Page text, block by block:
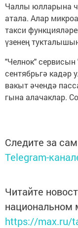
Чаллы юлларына
атала. Алар
такси
үзенең
"Челнок"
сентябрьгә
вакыт әчендә
гына алачаклар.
Следите за
Telegram-
Читайте
национальном
https://max.ru/